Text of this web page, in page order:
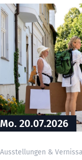
Mo. 20.07.2026
Ausstellungen &